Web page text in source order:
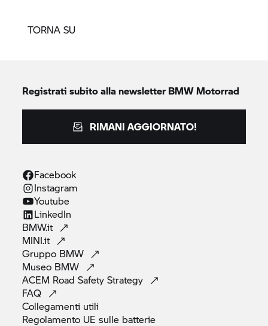
TORNA SU
Registrati subito alla newsletterBMW Motorrad
RIMANI AGGIORNATO!
Facebook
Instagram
Youtube
LinkedIn
BMW.it
MINI.it
Gruppo BMW
Museo BMW
ACEM Road SafetyStrategy
FAQ
Collegamenti utili
Regolamento UE sulle batterie